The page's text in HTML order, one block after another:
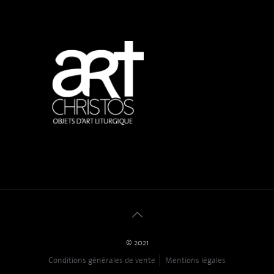
© 2021
Conditions générales de vente
Mentions légales